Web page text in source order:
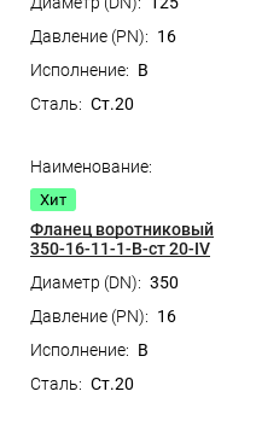
16
B
Ст.20
Хит
Фланец воротниковый
350-16-11-1-B-ст 20-IV
350
16
B
Ст.20